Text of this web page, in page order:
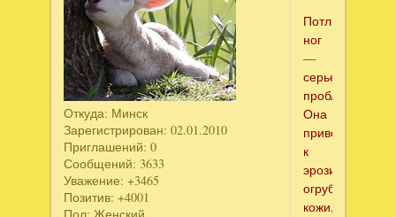
Откуда: Минск
Зарегистрирован: 02.01.2010
Приглашений: 0
Сообщений: 3633
Уважение: +3465
Позитив: +4001
Потливость
ног
—
серьезная
проблема.
Она
приводит
к
эрозиям,
огрублению
кожи,